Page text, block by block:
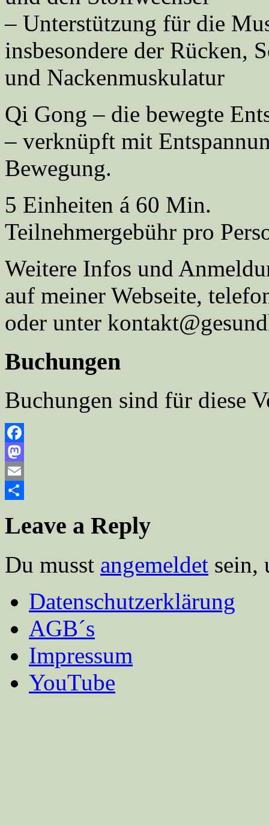
– Unterstützung für die
insbesondere der Rücken,
und Nackenmuskulatur
Qi Gong – die bewegte
– verknüpft mit
Bewegung.
5 Einheiten á 60 Min.
Teilnehmergebühr pro
Weitere Infos und
auf meiner Webseite,
oder unter
Buchungen
Buchungen sind für diese
Facebook
Mastodon
Email
Leave a Reply
Du musst angemeldet sein,
Datenschutzerklärung
AGB´s
Impressum
YouTube